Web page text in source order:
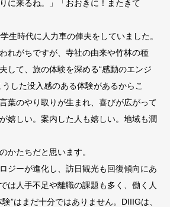
に来るね。」「おおきに！またきて
生時代に人力車の俥夫をしていました。
れがちですが、寺社の由来や竹林の種
して、旅の体験を深める“感動のエンジ
した没入感のある体験があるからこ
葉のやり取りが生まれ、喜びが広がって
嬉しい。案内した人も嬉しい。地域も潤
たちだと思います。
ジーが進化し、訪日観光も回復傾向にあ
は人手不足や離職の課題も多く、働く人
”はまだ十分ではありません。DIIIGは、